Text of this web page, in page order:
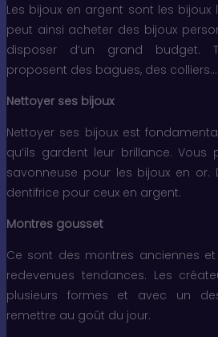
Les bijoux en argent sont les
peut ainsi acheter des bijoux
disposer d’un grand budget.
proposent des bagues, des colliers…
Nettoyer ses bijoux
Nettoyer ses bijoux est
qu’ils gardent leur brillance. Vous
savonneuse pour les bijoux en
dentifrice pour ceux en argent.
Montres gousset
Ce sont des montres anciennes
redevenues tendances. Les
plusieurs formes et avec un
remettre au goût du jour.